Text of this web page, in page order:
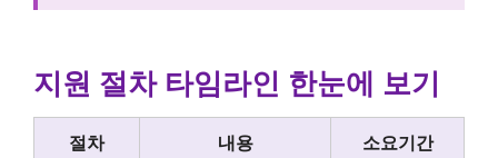
지원 절차 타임라인 한눈에 보기
절차 내용 소요기간